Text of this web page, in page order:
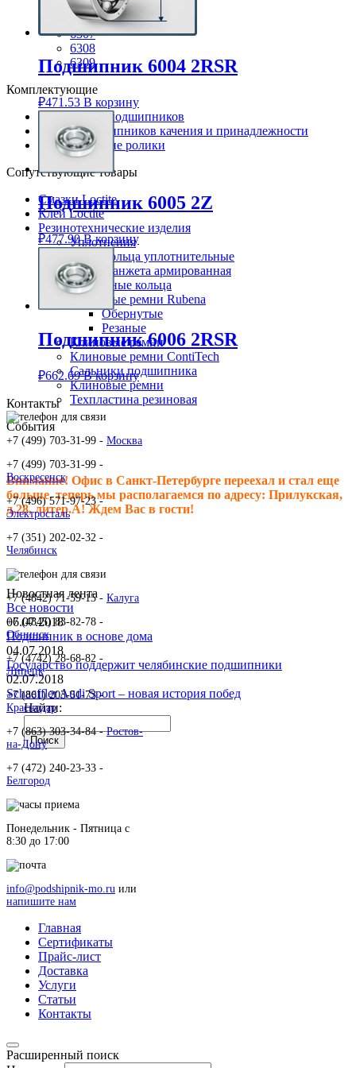
6305
6306
6307
6308
6309
Комплектующие
Корпуса для подшипников
Детали подшипников качения и принадлежности
Направляющие ролики
Сопутствующие товары
Смазки Loctite
Клей Loctite
Резинотехнические изделия
Уплотнения
Кольца уплотнительные
Манжета армированная
Стопорные кольца
Клиновые ремни Rubena
Обернутые
Резаные
Клиновые ремни
Клиновые ремни ContiTech
Сальники подшипника
Клиновые ремни
Техпластина резиновая
События
Внимание! Офис в Санкт-Петербурге переехал и стал еще
больше, теперь мы располагаемся по адресу: Прилукская,
д.28, литер.А! Ждем Вас в гости!
Новостная лента
Все новости
06.07.2018
Подшипник в основе дома
04.07.2018
Государство поддержит челябинские подшипники
02.07.2018
Schaeffler Audi Sport – новая история побед
Найти:
Подшипник 6004 2RSR
₽471.53 В корзину
Подшипник 6005 2Z
₽477.90 В корзину
Подшипник 6006 2RSR
₽662.69 В корзину
Контакты
+7 (499) 703-31-99 - Москва
+7 (499) 703-31-99 -
Воскресенск
+7 (496) 571-97-23 -
Электросталь
+7 (351) 202-02-32 -
Челябинск
+7 (4842) 71-59-15 - Калуга
+7 (4845) 83-82-78 -
Обнинск
+7 (4742) 28-68-82 -
Липецк
+7 (861) 203-51-73 -
Краснодар
+7 (863) 303-34-84 -Ростов-
на-Дону
+7 (472) 240-23-33 -
Белгород
Понедельник - Пятница c
8:30 до 17:00
info@podshipnik-mo.ru или
напишите нам
Главная
Сертификаты
Прайс-лист
Доставка
Услуги
Статьи
Контакты
Расширенный поиск